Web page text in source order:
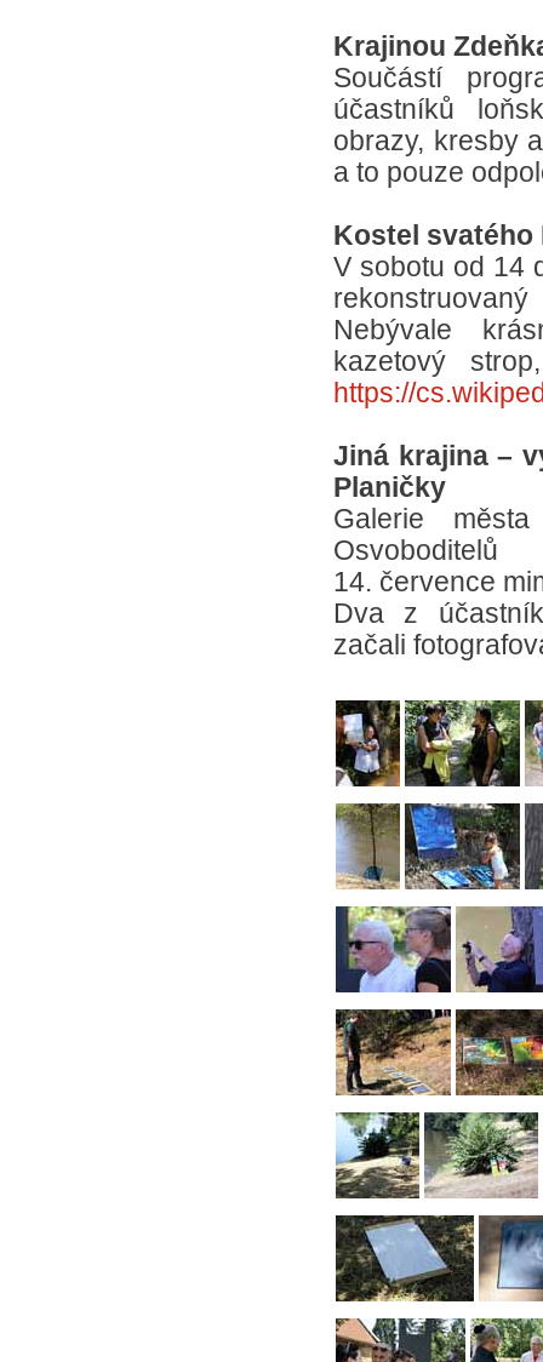
Krajinou
Součástí
účastníků
obrazy, kresby
a to pouze
Kostel svatého
V sobotu od 14
Nebývale
kazetový
https://
Jiná krajina –
Planičky
Galerie
Osvoboditelů
14. července
Dva z
začali